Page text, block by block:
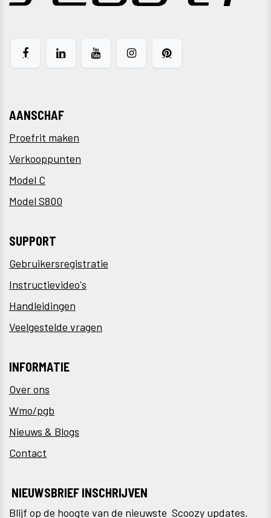
AANSCHAF
Proefrit maken
Verkooppunten
Model C
Model S800
SUPPORT
Gebruikersregistratie
Instructievideo's
Handleidingen
Veelgestelde vragen
INFORMATIE
Over ons
Wmo/pgb
Nieuws & Blogs
Contact
NIEUWSBRIEF INSCHRIJVEN
Blijf op de hoogte van de nieuwste Scoozy updates.